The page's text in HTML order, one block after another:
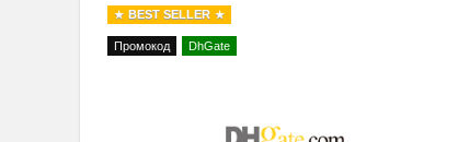
BEST SELLER
Промокод DhGate